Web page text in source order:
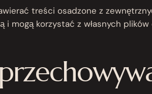
treści osadzone z
i mogą korzystać z własnych plików